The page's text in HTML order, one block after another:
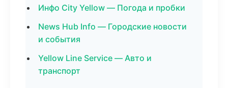
Инфо City Yellow — Погода и пробки
News Hub Info — Городские новости
и события
Yellow Line Service — Авто и
транспорт